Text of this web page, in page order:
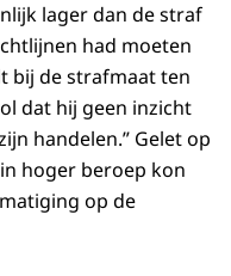
lager dan de straf
had moeten
bij de strafmaat ten
dat hij geen inzicht
handelen.” Gelet op
hoger beroep kon
op de